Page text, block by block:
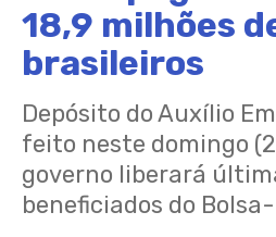
18,9 milhões
brasileiros
Depósito do Auxílio
feito neste domingo
governo liberará
beneficiados do